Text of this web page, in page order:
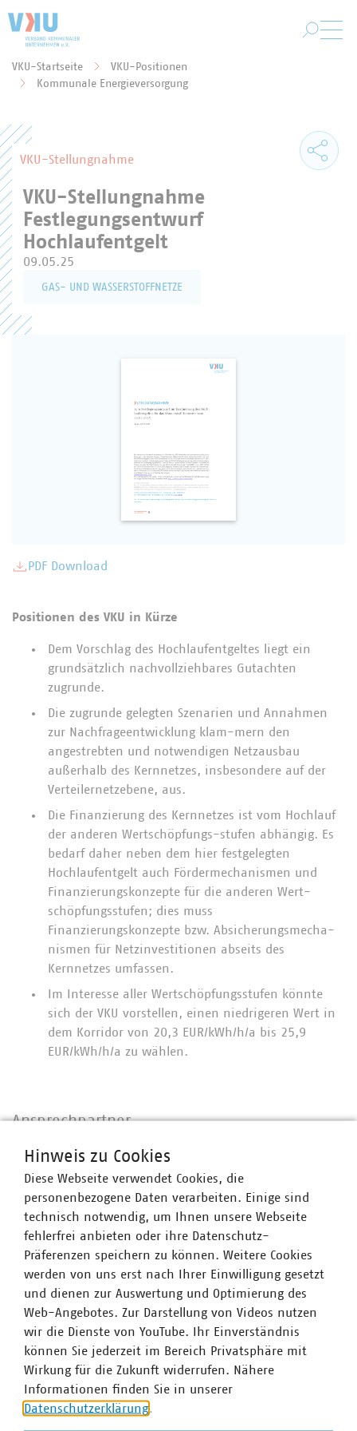
Sie befinden sich hier:
VKU-Startseite
VKU-Positionen
Kommunale Energieversorgung
VKU-Stellungnahme
VKU-Stellungnahme
Festlegungsentwurf
Hochlaufentgelt
09.05.25
GAS- UND WASSERSTOFFNETZE
PDF Download
Positionen des VKU in Kürze
Dem Vorschlag des Hochlaufentgeltes liegt ein
grundsätzlich nachvollziehbares Gutachten
zugrunde.
Die zugrunde gelegten Szenarien und Annahmen
zur Nachfrageentwicklung klam-mern den
angestrebten und notwendigen Netzausbau
außerhalb des Kernnetzes, insbesondere auf der
Verteilernetzebene, aus.
Die Finanzierung des Kernnetzes ist vom Hochlauf
der anderen Wertschöpfungs-stufen abhängig. Es
bedarf daher neben dem hier festgelegten
Hochlaufentgelt auch Fördermechanismen und
Finanzierungskonzepte für die anderen Wert-
schöpfungsstufen; dies muss
Finanzierungskonzepte bzw. Absicherungsmecha-
nismen für Netzinvestitionen abseits des
Kernnetzes umfassen.
Im Interesse aller Wertschöpfungsstufen könnte
sich der VKU vorstellen, einen niedrigeren Wert in
dem Korridor von 20,3 EUR/kWh/h/a bis 25,9
EUR/kWh/h/a zu wählen.
Ansprechpartner
Hinweis zu Cookies
Diese Webseite verwendet Cookies, die
personenbezogene Daten verarbeiten. Einige sind
technisch notwendig, um Ihnen unsere Webseite
fehlerfrei anbieten oder ihre Datenschutz-
Präferenzen speichern zu können. Weitere Cookies
werden von uns erst nach Ihrer Einwilligung gesetzt
und dienen zur Auswertung und Optimierung des
Web-Angebotes. Zur Darstellung von Videos nutzen
wir die Dienste von YouTube. Ihr Einverständnis
können Sie jederzeit im Bereich Privatsphäre mit
Wirkung für die Zukunft widerrufen. Nähere
Informationen finden Sie in unserer
Datenschutzerklärung.